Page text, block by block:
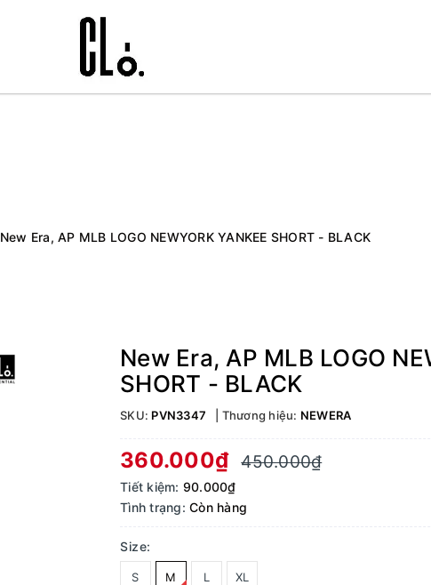
New Era, AP MLB LOGO NEWYORK YANKEE SHORT - BLACK
New Era, AP MLB LOGO
SHORT - BLACK
SKU: PVN3347 Thương hiệu: NEWERA
360.000₫ 450.000₫
Tiết kiệm: 90.000₫
Tình trạng: Còn hàng
Size:
S M L XL